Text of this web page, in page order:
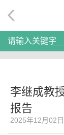
请输入关键字
李继成教
报告
2025年12月02